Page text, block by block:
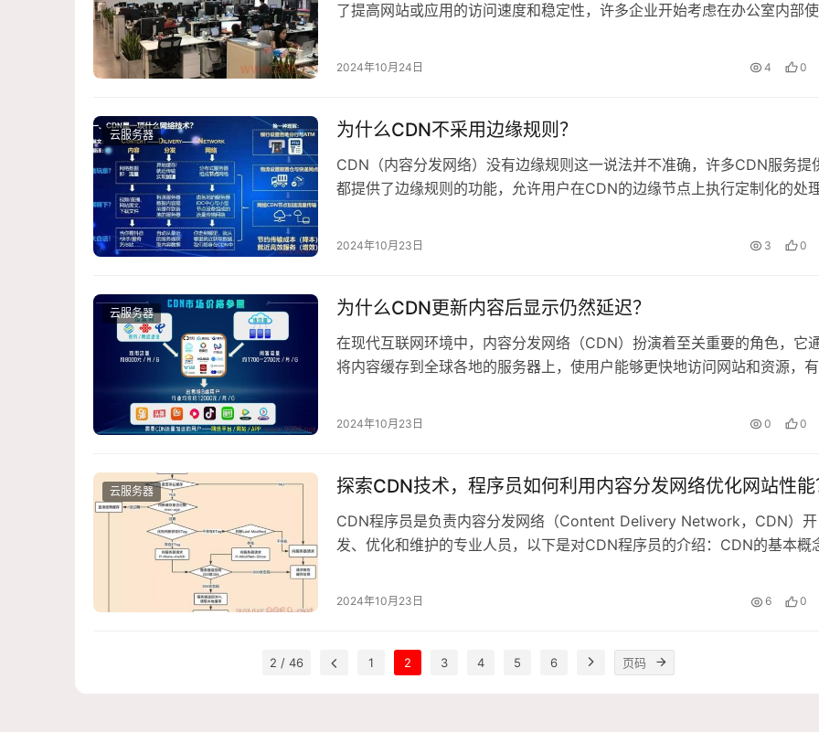
了提高网站或应用的访问速度和稳定性，许多企业开始考虑在办公室内部使
个节点服务器上，使用户能从最近的服务器获取内容的技术，通过CDN，网
2024年10月24日 4 0
云服务器 为什么CDN不采用边缘规则？
CDN（内容分发网络）没有边缘规则这一说法并不准确，许多CDN服务提
都提供了边缘规则的功能，允许用户在CDN的边缘节点上执行定制化的处
是一种智能可扩展的应用程序规则，它允许用户将网站常用功能直接放到边
2024年10月23日 3 0
云服务器 为什么CDN更新内容后显示仍然延迟？
在现代互联网环境中，内容分发网络（CDN）扮演着至关重要的角色，它
将内容缓存到全球各地的服务器上，使用户能够更快地访问网站和资源，有
验造成负面影响，以下详细分析导致这一现象的主要原因及解决方案：CDN
2024年10月23日 0 0
云服务器 探索CDN技术，程序员如何利用内容分发网络优化网站性能
CDN程序员是负责内容分发网络（Content Delivery Network，CDN）开
发、优化和维护的专业人员，以下是对CDN程序员的介绍：CDN的基本概
的边缘节点，使用户能够从最近的节点获取数据，从而提高传输速度和网站
2024年10月23日 6 0
2 / 46 1 2 3 4 5 6